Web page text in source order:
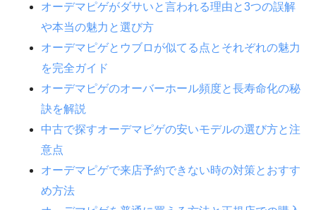
オーデマピゲがダサいと言われる理由と3つの誤解
や本当の魅力と選び方
オーデマピゲとウブロが似てる点とそれぞれの魅力
を完全ガイド
オーデマピゲのオーバーホール頻度と長寿命化の秘
訣を解説
中古で探すオーデマピゲの安いモデルの選び方と注
意点
オーデマピゲで来店予約できない時の対策とおすす
め方法